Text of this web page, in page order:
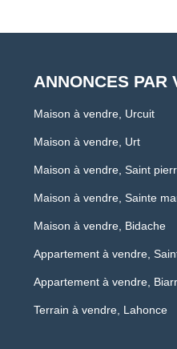
ANNONCES PAR
Maison à vendre, Urcuit
Maison à vendre, Urt
Maison à vendre, Saint
Maison à vendre, Sainte
Maison à vendre, Bidache
Appartement à vendre,
Appartement à vendre,
Terrain à vendre, Lahonce